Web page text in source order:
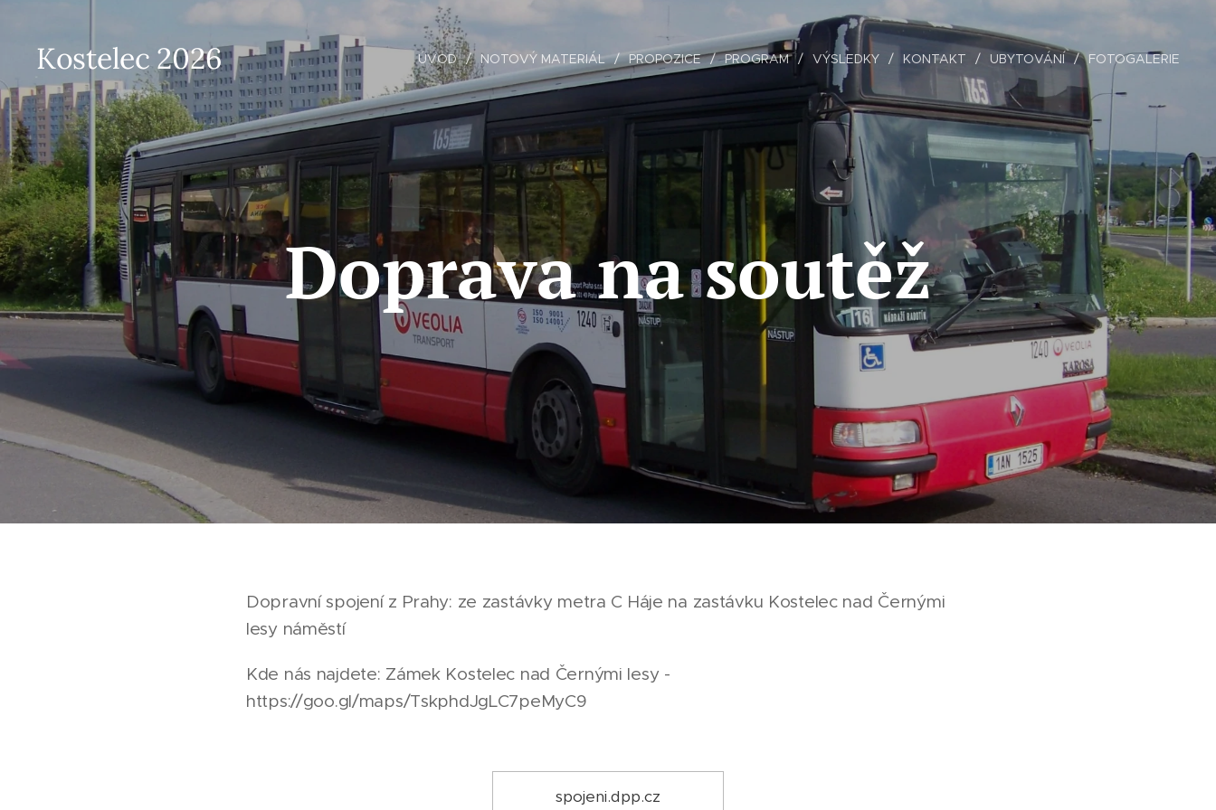
Kostelec 2026 ÚVOD NOTOVÝ MATERIÁL PROPOZICE PROGRAM VÝSLEDKY KONTAKT UBYTOVÁNÍ FOTOGALERIE
Doprava na soutěž
Dopravní spojení z Prahy: ze zastávky metra C Háje na zastávku Kostelec nad Černými
lesy náměstí
Kde nás najdete: Zámek Kostelec nad Černými lesy -
https://goo.gl/maps/TskphdJgLC7peMyC9
spojeni.dpp.cz